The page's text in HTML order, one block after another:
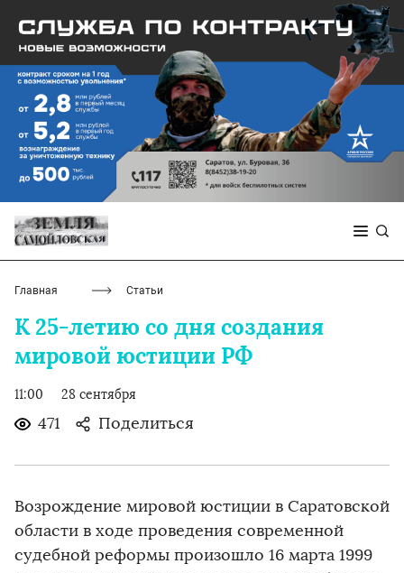
Главная Статьи
К 25-летию со дня создания
мировой юстиции РФ
11:00 28 сентября
471 Поделиться
Возрождение мировой юстиции в Саратовской
области в ходе проведения современной
судебной реформы произошло 16 марта 1999